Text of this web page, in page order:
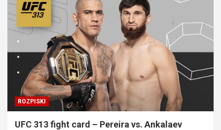
ROZPISKI
UFC 313 fight card – Pereira vs. Ankalaev